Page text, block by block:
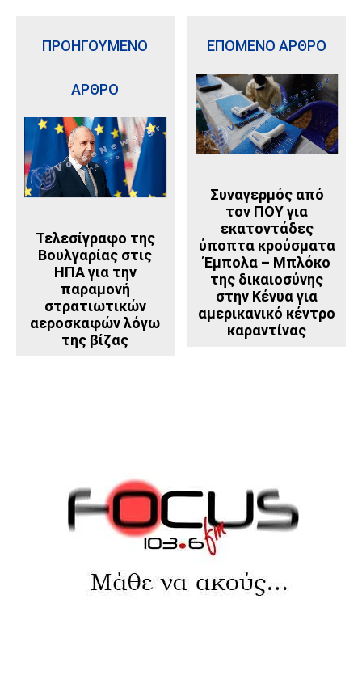
ΠΡΟΗΓΟΥΜΕΝΟ
ΑΡΘΡΟ
Τελεσίγραφο της
Βουλγαρίας στις
ΗΠΑ για την
παραμονή
στρατιωτικών
αεροσκαφών λόγω
της βίζας
ΕΠΟΜΕΝΟ ΑΡΘΡΟ
Συναγερμός από
τον ΠΟΥ για
εκατοντάδες
ύποπτα κρούσματα
Έμπολα – Μπλόκο
της δικαιοσύνης
στην Κένυα για
αμερικανικό κέντρο
καραντίνας